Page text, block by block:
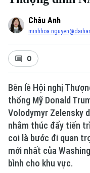
Xu hướng
Châu Anh
0
Bên lề Hội nghị
thống Mỹ Donald
Volodymyr Zelensky
nhằm thúc đẩy tiến
coi là bước đi quan
mới nhất của
bình cho khu vực.